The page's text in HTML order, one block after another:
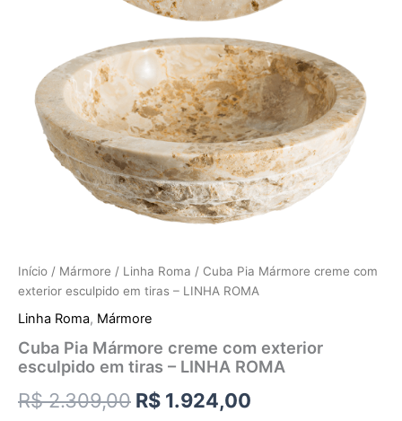
Início / Mármore / Linha Roma / Cuba Pia Mármore creme com
exterior esculpido em tiras – LINHA ROMA
Linha Roma, Mármore
Cuba Pia Mármore creme com exterior
esculpido em tiras – LINHA ROMA
R$2.309,00 R$ 1.924,00